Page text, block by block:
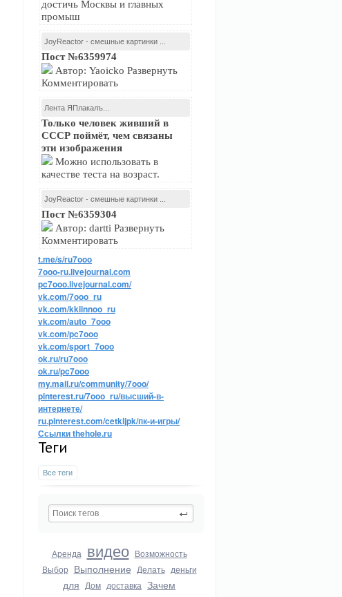
достичь Москвы и главных
промыш
JoyReactor - смешные картинки ...
Пост №6359974
Автор: Yaoicko Развернуть
Комментировать
Лента ЯПлакалъ...
Только человек живший в
СССР поймёт, чем связаны
эти изображения
Можно использовать в
качестве теста на возраст.
JoyReactor - смешные картинки ...
Пост №6359304
Автор: dartti Развернуть
Комментировать
t.me/s/ru7ooo
7ooo-ru.livejournal.com
pc7ooo.livejournal.com/
vk.com/7ooo_ru
vk.com/kkiinnoo_ru
vk.com/auto_7ooo
vk.com/pc7ooo
vk.com/sport_7ooo
ok.ru/ru7ooo
ok.ru/pc7ooo
my.mail.ru/community/7ooo/
pinterest.ru/7ooo_ru/высший-в-
интернете/
ru.pinterest.com/cetkijpk/пк-и-игры/
Ссылки thehole.ru
Теги
Все теги
Аренда видео Возможность
Выбор Выполнение Делать деньги
для Дом доставка Зачем